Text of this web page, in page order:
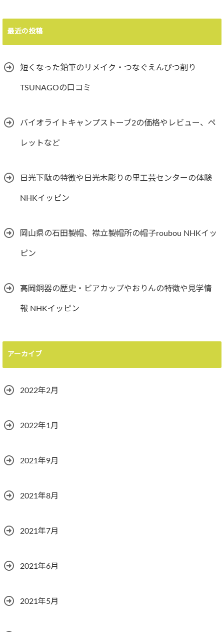
最近の投稿
短くなった鉛筆のリメイク・つなぐえんぴつ削り
TSUNAGOの口コミ
バイオライトキャンプストーブ2の価格やレビュー、ペ
レットなど
日光下駄の特徴や日光木彫りの里工芸センターの体験
NHKイッピン
岡山県の石田製帽、襟立製帽所の帽子roubou NHKイッ
ピン
高岡銅器の歴史・ビアカップやおりんの特徴や見学情
報 NHKイッピン
アーカイブ
2022年2月
2022年1月
2021年9月
2021年8月
2021年7月
2021年6月
2021年5月